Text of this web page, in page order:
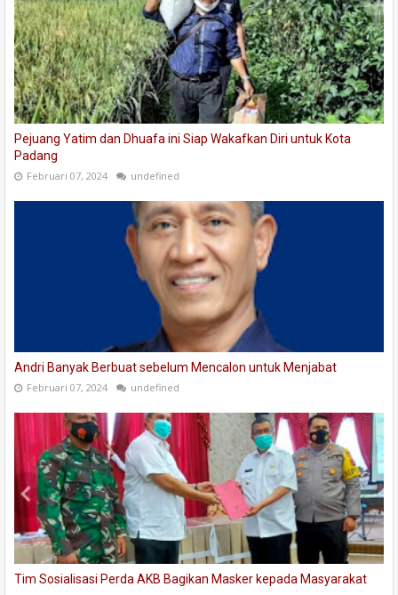
Pejuang Yatim dan Dhuafa ini Siap Wakafkan Diri untuk Kota
Padang
Februari 07, 2024 undefined
Andri Banyak Berbuat sebelum Mencalon untuk Menjabat
Februari 07, 2024 undefined
Tim Sosialisasi Perda AKB Bagikan Masker kepada Masyarakat